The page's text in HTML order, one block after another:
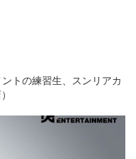
トの練習生、スンリアカ